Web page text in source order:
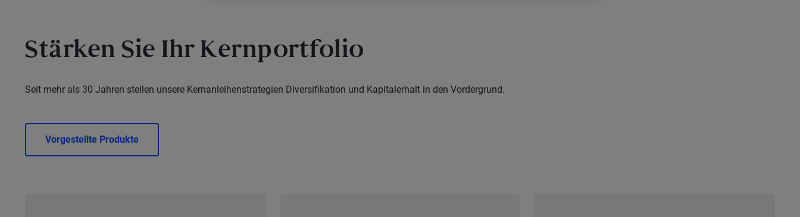
Stärken Sie Ihr Kernportfolio
Seit mehr als 30 Jahren stellen unsere Kernanleihenstrategien Diversifikation und Kapitalerhalt in den Vordergrund.
Vorgestellte Produkte